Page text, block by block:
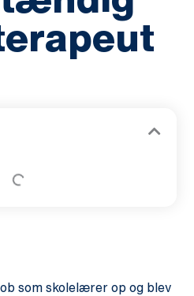
som skolelærer op og blev